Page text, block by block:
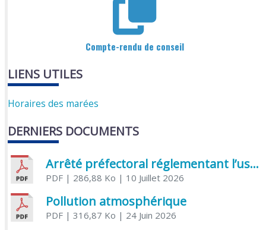
Compte-rendu de conseil
LIENS UTILES
Horaires des marées
DERNIERS DOCUMENTS
Arrêté préfectoral réglementant l’usage de l’eau
PDF| 286,88 Ko | 10 Juillet 2026
Pollution atmosphérique
PDF| 316,87 Ko | 24 Juin 2026